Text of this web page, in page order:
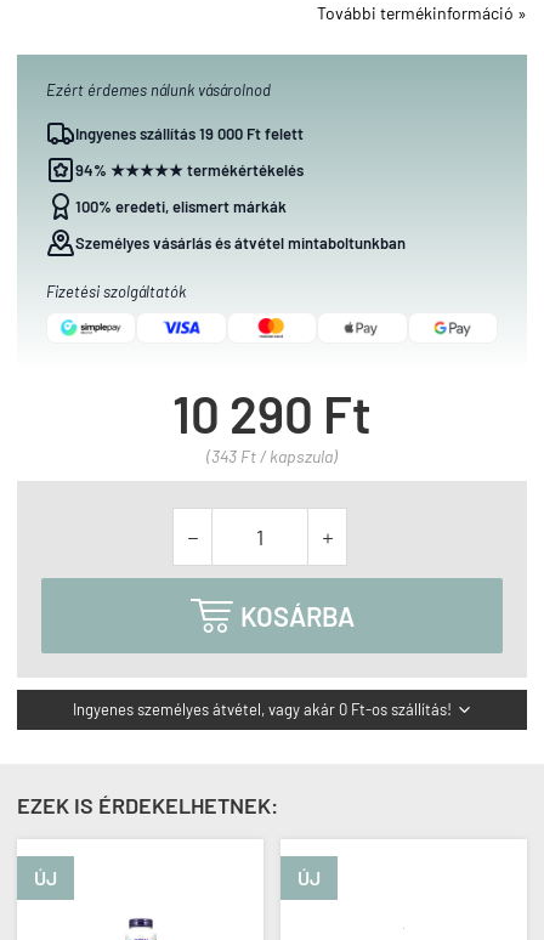
További termékinformáció »
Ezért érdemes nálunk vásárolnod
Ingyenes szállítás 19 000 Ft felett
94% ★★★★★ termékértékelés
100% eredeti, elismert márkák
Személyes vásárlás és átvétel mintaboltunkban
Fizetési szolgáltatók
10 290 Ft
(343 Ft / kapszula)
 
 KOSÁRBA
Ingyenes személyes átvétel, vagy akár 0 Ft-os szállítás! 
EZEK IS ÉRDEKELHETNEK:
ÚJ ÚJ